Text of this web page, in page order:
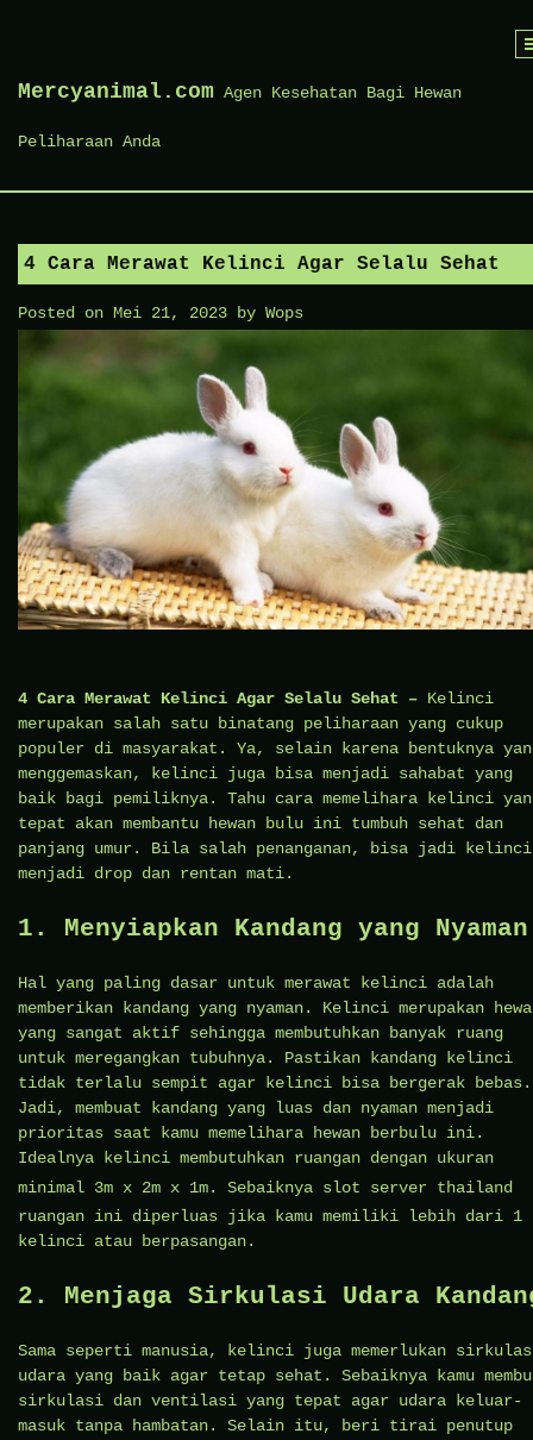
Mercyanimal.com Agen Kesehatan Bagi Hewan
Peliharaan Anda
4 Cara Merawat Kelinci Agar Selalu Sehat
Posted on Mei 21, 2023 by Wops
4 Cara Merawat Kelinci Agar Selalu Sehat – Kelinci
merupakan salah satu binatang peliharaan yang cukup
populer di masyarakat. Ya, selain karena bentuknya
menggemaskan, kelinci juga bisa menjadi sahabat yang
baik bagi pemiliknya. Tahu cara memelihara kelinci
tepat akan membantu hewan bulu ini tumbuh sehat dan
panjang umur. Bila salah penanganan, bisa jadi kelinci
menjadi drop dan rentan mati.
1. Menyiapkan Kandang yang Nyaman
Hal yang paling dasar untuk merawat kelinci adalah
memberikan kandang yang nyaman. Kelinci merupakan
yang sangat aktif sehingga membutuhkan banyak ruang
untuk meregangkan tubuhnya. Pastikan kandang kelinci
tidak terlalu sempit agar kelinci bisa bergerak bebas.
Jadi, membuat kandang yang luas dan nyaman menjadi
prioritas saat kamu memelihara hewan berbulu ini.
Idealnya kelinci membutuhkan ruangan dengan ukuran
minimal 3m x 2m x 1m. Sebaiknya slot server thailand
ruangan ini diperluas jika kamu memiliki lebih dari 1
kelinci atau berpasangan.
2. Menjaga Sirkulasi Udara
Sama seperti manusia, kelinci juga memerlukan
udara yang baik agar tetap sehat. Sebaiknya kamu
sirkulasi dan ventilasi yang tepat agar udara keluar-
masuk tanpa hambatan. Selain itu, beri tirai penutup